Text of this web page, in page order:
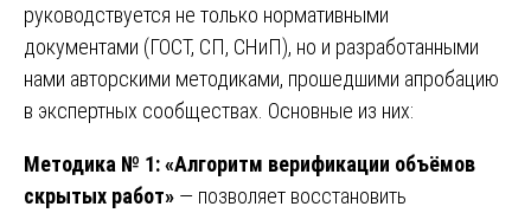
руководствуется не только нормативными
документами (ГОСТ, СП, СНиП), но и разработанными
нами авторскими методиками, прошедшими апробацию
в экспертных сообществах. Основные из них:
Методика № 1: «Алгоритм верификации объёмов
скрытых работ» — позволяет восстановить